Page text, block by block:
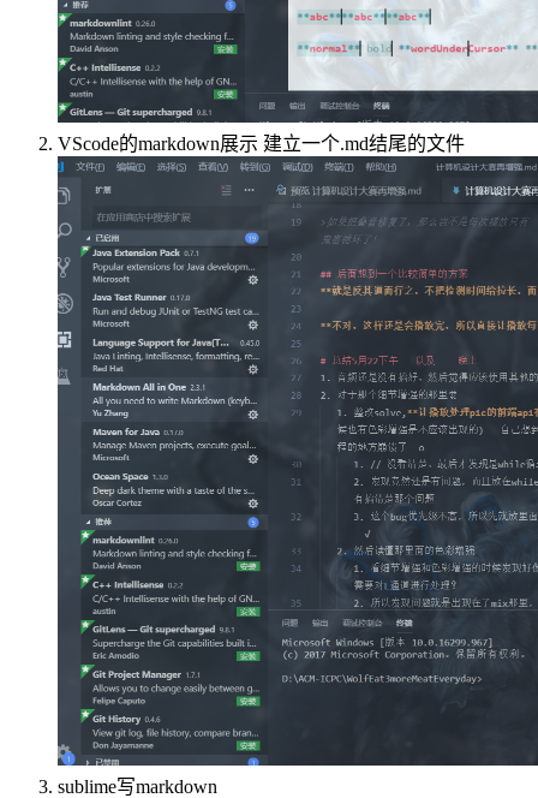
VScode的markdown展示 建立一个.md结尾的文件
sublime写markdown